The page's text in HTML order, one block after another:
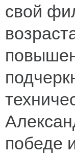
свой
победе